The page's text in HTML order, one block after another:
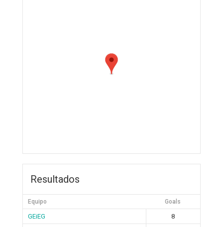
Resultados
Equipo Goals
GEiEG 8